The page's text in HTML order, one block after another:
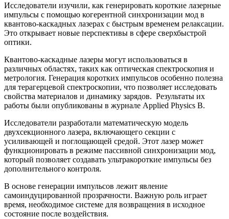
Исследователи изучили, как генерировать короткие лазерные
импульсы с помощью когерентной синхронизации мод в
квантово-каскадных лазерах с быстрым временем релаксации.
Это открывает новые перспективы в сфере сверхбыстрой
оптики.
Квантово-каскадные лазеры могут использоваться в
различных областях, таких как оптическая спектроскопия и
метрология. Генерация коротких импульсов особенно полезна
для терагерцевой спектроскопии, что позволяет исследовать
свойства материалов и динамику зарядов. Результаты их
работы были опубликованы в журнале Applied Physics B.
Исследователи разработали математическую модель
двухсекционного лазера, включающего секции с
усиливающей и поглощающей средой. Этот лазер может
функционировать в режиме пассивной синхронизации мод,
который позволяет создавать ультракороткие импульсы без
дополнительного контроля.
В основе генерации импульсов лежит явление
самоиндуцированной прозрачности. Важную роль играет
время, необходимое системе для возвращения в исходное
состояние после воздействия.